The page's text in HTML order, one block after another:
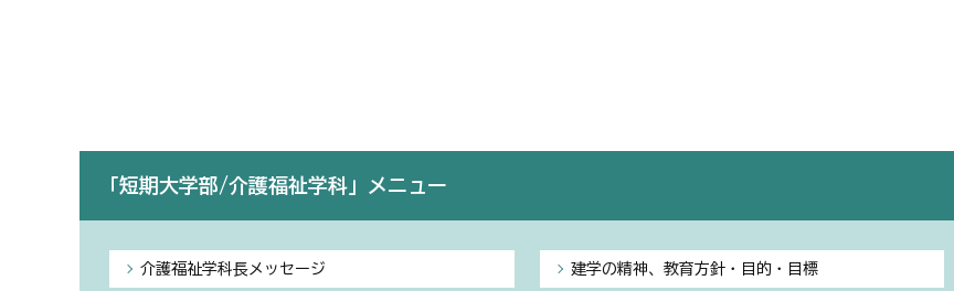
「短期大学部/介護福祉学科」メニュー
介護福祉学科長メッセージ 建学の精神、教育方針・目的・目標